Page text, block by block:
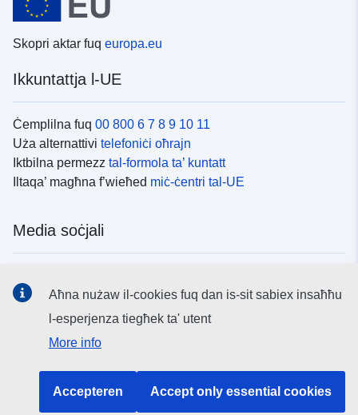
Skopri aktar fuq europa.eu
Ikkuntattja l-UE
Ċemplilna fuq 00 800 6 7 8 9 10 11
Uża alternattivi telefoniċi oħrajn
Iktbilna permezz tal-formola ta’ kuntatt
Iltaqa’ magħna f’wieħed miċ-ċentri tal-UE
Media soċjali
L-istituzzjonijiet u l-korpi tal-UE
Aħna nużaw il-cookies fuq dan is-sit sabiex insaħħu
l-esperjenza tiegħek ta' utent
More info
Accepteren Accept only essential cookies